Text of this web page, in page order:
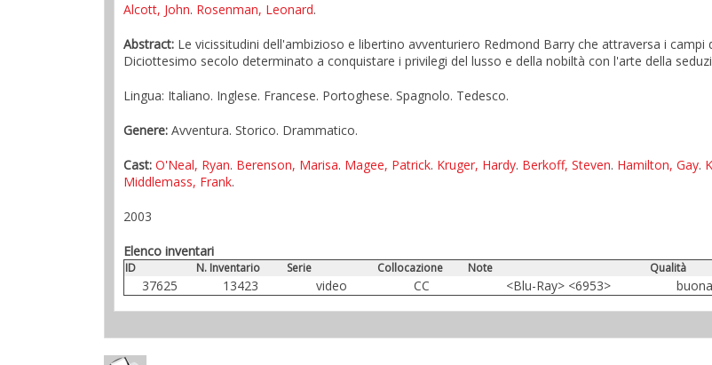
Alcott, John. Rosenman, Leonard.
Abstract: Le vicissitudini dell'ambizioso e libertino avventuriero Redmond Barry che attraversa i campi
Diciottesimo secolo determinato a conquistare i privilegi del lusso e della nobiltà con l'arte della
Lingua: Italiano. Inglese. Francese. Portoghese. Spagnolo. Tedesco.
Genere: Avventura. Storico. Drammatico.
Cast: O'Neal, Ryan. Berenson, Marisa. Magee, Patrick. Kruger, Hardy. Berkoff, Steven. Hamilton, Gay.
Middlemass, Frank.
2003
Elenco inventari
ID N. Inventario Serie Collocazione Note Qualità
37625 13423 video CC <Blu-Ray> <6953> buona